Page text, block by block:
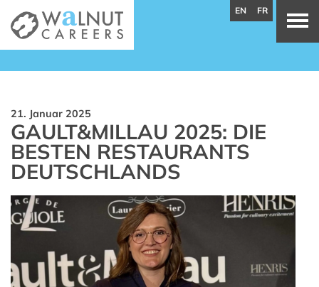
21. Januar 2025
GAULT&MILLAU 2025: DIE
BESTEN RESTAURANTS
DEUTSCHLANDS
EN FR